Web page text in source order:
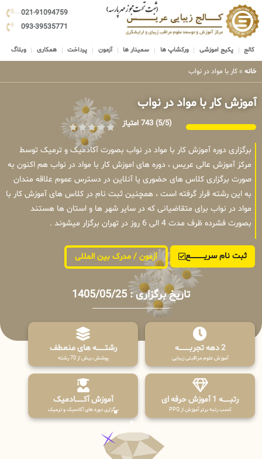
021-91094759
093-39535771
کالج پکیج اموزشی ورکشاپ ها سمینار ها آزمون پرداخت همکاری وبلاگ
خانه » کار با مواد در نواب
آموزش کار با مواد در نواب
(5/5) 743 امتیاز
برگزاری دوره آموزش کار با مواد در نواب بصورت آکادمیک و ترمیک توسط
مرکز آموزش عالی عریس ، دوره های اموزش کار با مواد در نواب هم اکنون به
صورت برگزاری کلاس های حضوری یا آنلاین در دسترس عموم علاقه مندان
به این رشته قرار گرفته است ، همچنین ثبت نام در کلاس های آموزش کار با
مواد در نواب برای متقاضیانی که در سایر شهر ها و استان ها هستند
بصورت فشرده ظرف مدت 4 الی 6 روز در تهران برگزار میشوند .
ثبت نام سریــــــــــــع آزمون / مدرک بین المللی
تاریخ برگزاری : 1405/05/25
2 دهه تجربـــــــــه
آموزش علوم مراقبتی زیبایی
رشتـــــــه های منعطف
پوشش بیش از 70 رشته
رتبــــــه 1 آموزش حرفه ای
کسب رتبه برتر آموزش از PPQ
آموزش آکـــــــادمیک
برگزاری دوره های آکادمیک و ترمیک